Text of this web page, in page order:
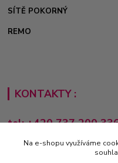
SÍTĚ POKORNÝ
REMO
KONTAKTY :
tel: +420 737 200
obchod@e-sporting.cz
Na e-shopu využíváme